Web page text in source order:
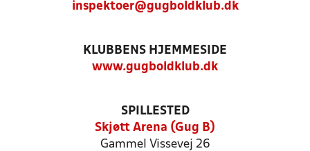
inspektoer@gugboldklub.dk
KLUBBENS HJEMMESIDE
www.gugboldklub.dk
SPILLESTED
Skjøtt Arena (Gug B)
Gammel Vissevej 26